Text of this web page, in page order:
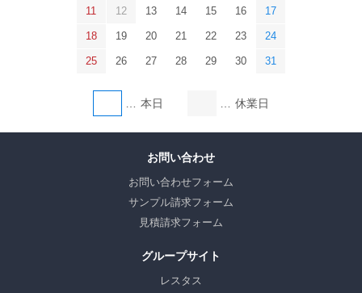
11 12 13 14 15 16 17
18 19 20 21 22 23 24
25 26 27 28 29 30 31
本日 休業日
お問い合わせ
お問い合わせフォーム
サンプル請求フォーム
見積請求フォーム
グループサイト
レスタス